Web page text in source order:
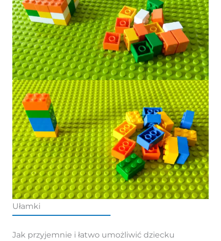
Ułamki
Jak przyjemnie i łatwo umożliwić dziecku